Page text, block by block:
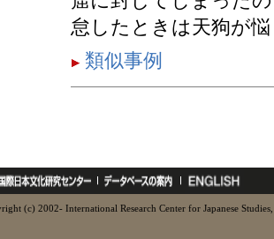
怠したときは天狗が
類似事例
(c) 2002- International Research Center for Japanese